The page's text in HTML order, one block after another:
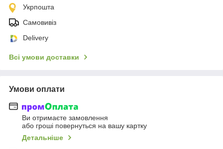
Укрпошта
Самовивіз
Delivery
Всі умови доставки
Умови оплати
Ви отримаєте замовлення
або гроші повернуться на вашу картку
Детальніше